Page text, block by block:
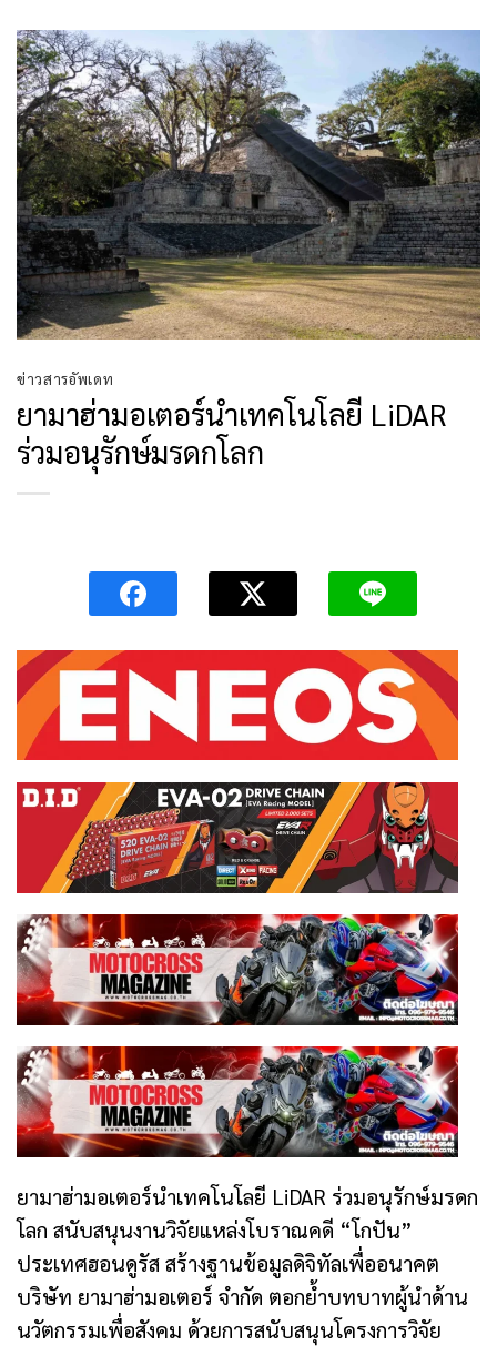
ข่าวสารอัพเดท
ยามาฮ่ามอเตอร์นำเทคโนโลยี LiDAR
ร่วมอนุรักษ์มรดกโลก
ยามาฮ่ามอเตอร์นำเทคโนโลยี LiDAR ร่วมอนุรักษ์มรดก
โลก สนับสนุนงานวิจัยแหล่งโบราณคดี “โกปัน”
ประเทศฮอนดูรัส สร้างฐานข้อมูลดิจิทัลเพื่ออนาคต
บริษัท ยามาฮ่ามอเตอร์ จำกัด ตอกย้ำบทบาทผู้นำด้าน
นวัตกรรมเพื่อสังคม ด้วยการสนับสนุนโครงการวิจัย